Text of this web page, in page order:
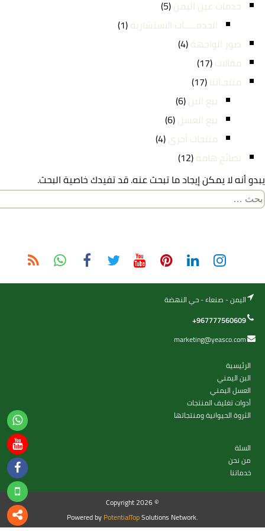
خدمات عين اليمن(5)
الخدمـــــات الاستشارية(1)
صور الواجهة(4)
مقالات(17)
منتجـاتنا (17)
بيع البن(6)
بيع العسل(6)
منتجات أخرى(4)
نصائح هامة(12)
يبدو أنه لا يمكن إيجاد ما تبحث عنه. قد تفيدك خاصية البحث.
البحث
اليمن - صنعاء - حي النهضة
+967777560609
marketing@yeasco.com
الرئيسية
البن اليمني
العسل اليمني
أدوات تغليف المنتجات
الثروة الحيوانية ومنتجاتها
السلة
من نحن
خدماتنا
Copyright 2026 ©
Powered byPotentialTopSolutions Network.